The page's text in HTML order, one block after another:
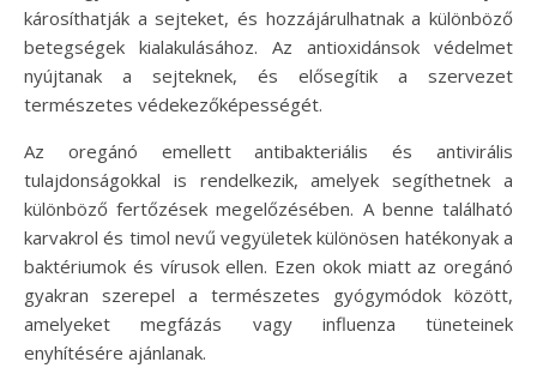
károsíthatják a sejteket, és hozzájárulhatnak a különböző
betegségek kialakulásához. Az antioxidánsok védelmet
nyújtanak a sejteknek, és elősegítik a szervezet
természetes védekezőképességét.
Az oregánó emellett antibakteriális és antivirális
tulajdonságokkal is rendelkezik, amelyek segíthetnek a
különböző fertőzések megelőzésében. A benne található
karvakrol és timol nevű vegyületek különösen hatékonyak a
baktériumok és vírusok ellen. Ezen okok miatt az oregánó
gyakran szerepel a természetes gyógymódok között,
amelyeket megfázás vagy influenza tüneteinek
enyhítésére ajánlanak.